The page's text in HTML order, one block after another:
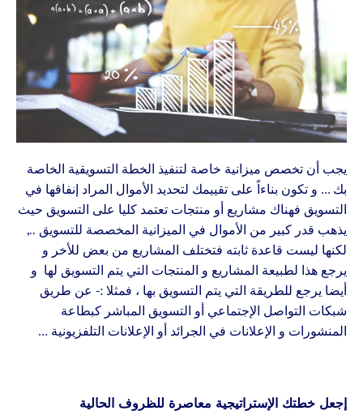
يجب أن تخصص ميزانية خاصة لتنفيذ الخطة التسويقية الخاصة
بك … و تكون بناءاً على تقييمك لتحديد الأموال المراد إنفاقها في
التسويق فهناك مشاريع أو منتجات تعتمد كليا على التسويق حيث
يذهب قدر كبير من الأموال في الميزانية المخصصة للتسويق ..,
لكنها ليست قاعدة ثابته فتختلف المشاريع من بعض للأخر و
يرجع هذا لطبيعة المشاريع و المنتجات التي يتم التسويق لها و
أيضا يرجع للطريقة التي يتم التسويق بها ، فمثلا :- عن طريق
شبكات التواصل الإجتماعي أو التسويق المباشر كبطاعة
المنشورات و الإعلانات في الجرائد أو الإعلانات التلفزيونية …
إجعل خطتك الإستراتيجية معاصرة للظروف الحالية